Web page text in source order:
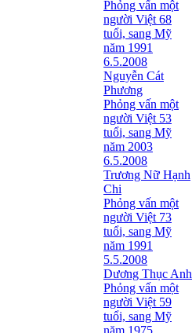
Phỏng vấn một
người Việt 68
tuổi, sang Mỹ
năm 1991
6.5.2008
Nguyễn Cát
Phương
Phỏng vấn một
người Việt 53
tuổi, sang Mỹ
năm 2003
6.5.2008
Trương Nữ Hạnh
Chi
Phỏng vấn một
người Việt 73
tuổi, sang Mỹ
năm 1991
5.5.2008
Dương Thục Anh
Phỏng vấn một
người Việt 59
tuổi, sang Mỹ
năm 1975